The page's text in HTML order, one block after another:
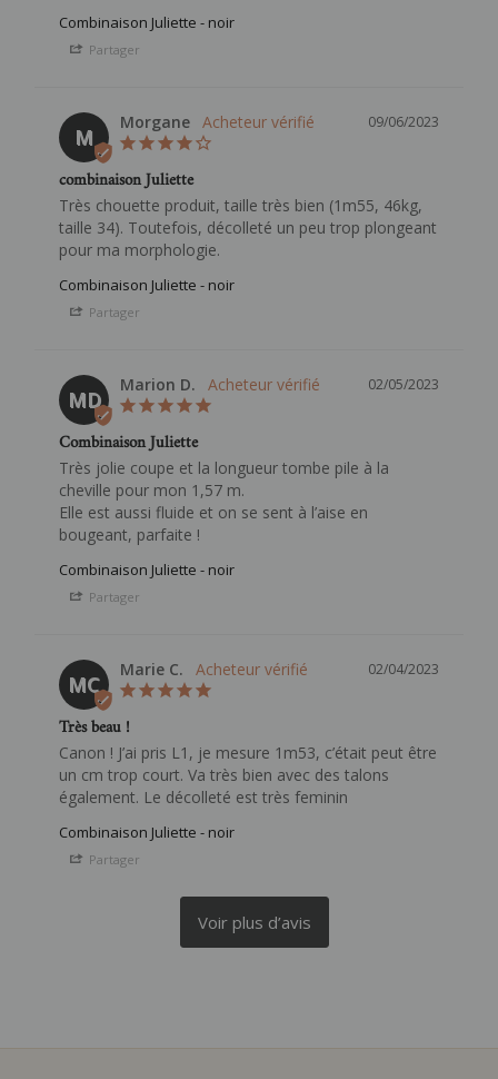
Combinaison Juliette - noir
Partager
M
09/06/2023
Morgane
combinaison Juliette
Très chouette produit, taille très bien (1m55, 46kg,
taille 34). Toutefois, décolleté un peu trop plongeant
Combinaison Juliette - noir
Partager
MD
02/05/2023
Marion D.
Combinaison Juliette
Très jolie coupe et la longueur tombe pile à la
cheville pour mon 1,57 m.
Elle est aussi fluide et on se sent à l’aise en
bougeant, parfaite !
Combinaison Juliette - noir
Partager
MC
02/04/2023
Marie C.
Très beau !
Canon ! J’ai pris L1, je mesure 1m53, c’était peut être
un cm trop court. Va très bien avec des talons
également. Le décolleté est très feminin
Combinaison Juliette - noir
Partager